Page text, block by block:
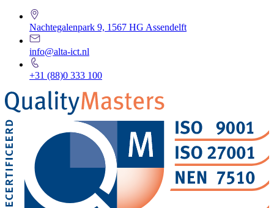
Nachtegalenpark 9, 1567 HG Assendelft
info@alta-ict.nl
+31 (88)0 333 100